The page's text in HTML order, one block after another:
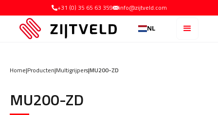
+31 (0) 35 65 63 359 info@zijtveld.com
NL
Home|Producten|Multigrijpers|MU200-ZD
MU200-ZD